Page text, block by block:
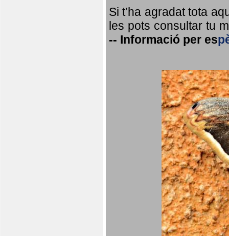
Si t’ha agradat tota
les pots consultar tu
-- Informació per es